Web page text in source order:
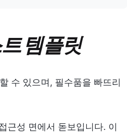
템플릿
수 있으며, 필수품을 빠뜨리
근성 면에서 돋보입니다. 이